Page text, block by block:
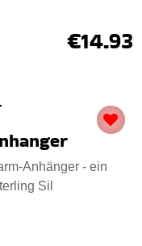
€14.93
Anhänger - ein
Sil